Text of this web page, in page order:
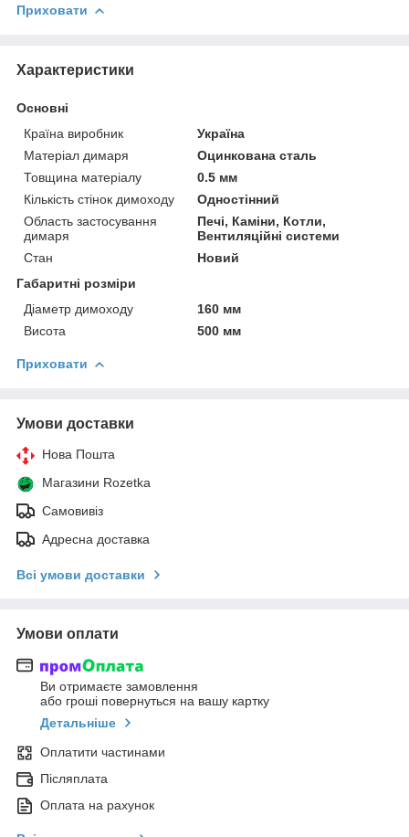
Приховати
Характеристики
Основні
Країна виробник
Україна
Матеріал димаря
Оцинкована сталь
Товщина матеріалу
0.5 мм
Кількість стінок димоходу
Одностінний
Область застосування
димаря
Печі, Каміни, Котли,
Вентиляційні системи
Стан
Новий
Габаритні розміри
Діаметр димоходу
160 мм
Висота
500 мм
Приховати
Умови доставки
Нова Пошта
Магазини Rozetka
Самовивіз
Адресна доставка
Всі умови доставки
Умови оплати
Ви отримаєте замовлення
або гроші повернуться на вашу картку
Детальніше
Оплатити частинами
Післяплата
Оплата на рахунок